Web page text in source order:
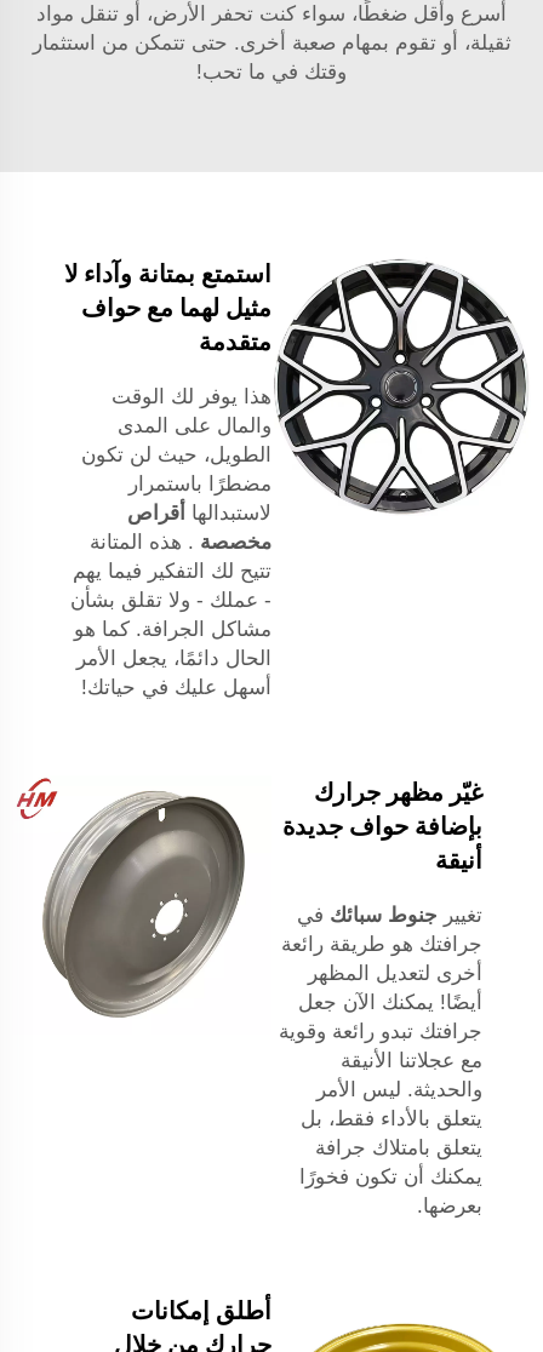
أسرع وأقل ضغطًا، سواء كنت تحفر الأرض، أو تنقل مواد
ثقيلة، أو تقوم بمهام صعبة أخرى. حتى تتمكن من استثمار
وقتك في ما تحب!
استمتع بمتانة وآداء لا
مثيل لهما مع حواف
متقدمة
هذا يوفر لك الوقت
والمال على المدى
الطويل، حيث لن تكون
مضطرًا باستمرار
لاستبدالها أقراص
مخصصة . هذه المتانة
تتيح لك التفكير فيما يهم
- عملك - ولا تقلق بشأن
مشاكل الجرافة. كما هو
الحال دائمًا، يجعل الأمر
أسهل عليك في حياتك!
غيّر مظهر جرارك
بإضافة حواف جديدة
أنيقة
تغيير جنوط سبائك في
جرافتك هو طريقة رائعة
أخرى لتعديل المظهر
أيضًا! يمكنك الآن جعل
جرافتك تبدو رائعة وقوية
مع عجلاتنا الأنيقة
والحديثة. ليس الأمر
يتعلق بالأداء فقط، بل
يتعلق بامتلاك جرافة
يمكنك أن تكون فخورًا
بعرضها.
أطلق إمكانات
جرارك من خلال